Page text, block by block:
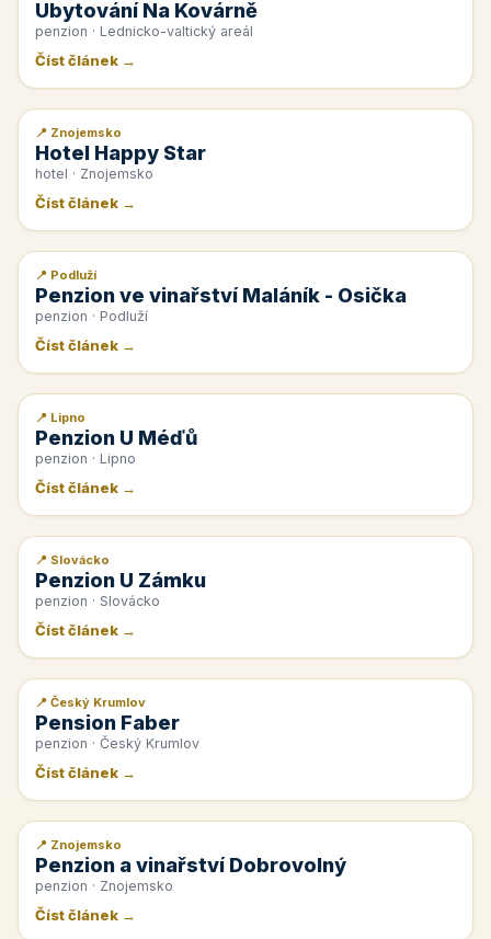
Ubytování Na Kovárně
penzion · Lednicko-valtický areál
Číst článek →
📰 PR článek
📍 Znojemsko
Hotel Happy Star
hotel · Znojemsko
Číst článek →
📰 PR článek
📍 Podluží
Penzion ve vinařství Maláník - Osička
penzion · Podluží
Číst článek →
📰 PR článek
📍 Lipno
Penzion U Méďů
penzion · Lipno
Číst článek →
📰 PR článek
📍 Slovácko
Penzion U Zámku
penzion · Slovácko
Číst článek →
📰 PR článek
📍 Český Krumlov
Pension Faber
penzion · Český Krumlov
Číst článek →
📰 PR článek
📍 Znojemsko
Penzion a vinařství Dobrovolný
penzion · Znojemsko
Číst článek →